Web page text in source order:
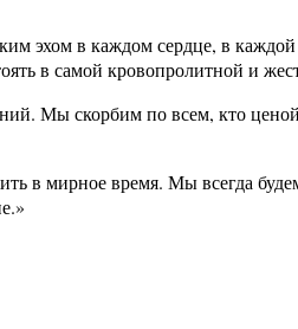
эхом в каждом сердце, в
в самой кровопролитной и
Мы скорбим по всем, кто
в мирное время. Мы всегда